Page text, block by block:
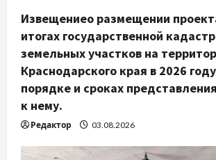
Извещениео размещении
итогах государственной
земельных участков на
Краснодарского края в 2026
порядке и сроках
к нему.
Редактор 03.08.2026